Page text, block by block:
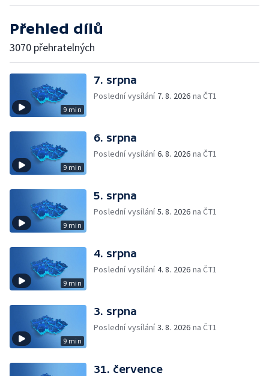
Přehled dílů
3070 přehratelných
9 min
7. srpna
Poslední vysílání 7. 8. 2026 na ČT1
9 min
6. srpna
Poslední vysílání6. 8. 2026 na ČT1
9 min
5. srpna
Poslední vysílání5. 8. 2026 na ČT1
9 min
4. srpna
Poslední vysílání4. 8. 2026 na ČT1
9 min
3. srpna
Poslední vysílání3. 8. 2026 na ČT1
31. července